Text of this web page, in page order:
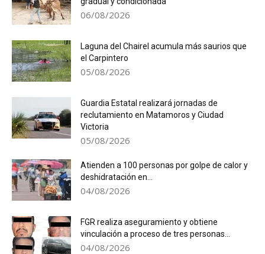
06/08/2026
Laguna del Chairel acumula más saurios que
el Carpintero
05/08/2026
Guardia Estatal realizará jornadas de
reclutamiento en Matamoros y Ciudad
Victoria
05/08/2026
Atienden a 100 personas por golpe de calor y
deshidratación en...
04/08/2026
FGR realiza aseguramiento y obtiene
vinculación a proceso de tres personas...
04/08/2026